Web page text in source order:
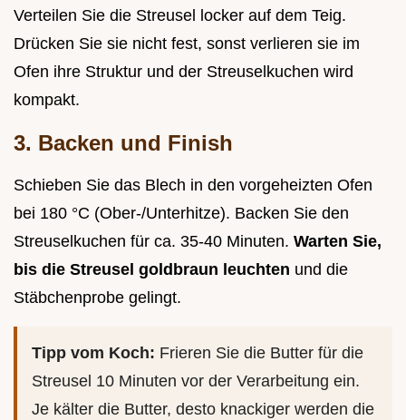
Verteilen Sie die Streusel locker auf dem Teig.
Drücken Sie sie nicht fest, sonst verlieren sie im
Ofen ihre Struktur und der Streuselkuchen wird
kompakt.
3. Backen und Finish
Schieben Sie das Blech in den vorgeheizten Ofen
bei 180 °C (Ober-/Unterhitze). Backen Sie den
Streuselkuchen für ca. 35-40 Minuten. Warten Sie,
bis die Streusel goldbraun leuchten und die
Stäbchenprobe gelingt.
Tipp vom Koch: Frieren Sie die Butter für die
Streusel 10 Minuten vor der Verarbeitung ein.
Je kälter die Butter, desto knackiger werden die